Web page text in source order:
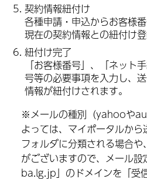
契約情報紐付け
各種申請・申込からお客様
現在の契約情報との紐付け登
紐付け完了
「お客様番号」、「ネット
号等の必要事項を入力し、
情報が紐付けされます。
※メールの種別（yahooや
よっては、マイポータルか
フォルダに分類される場合
がございますので、メール
ba.lg.jp」のドメインを「受